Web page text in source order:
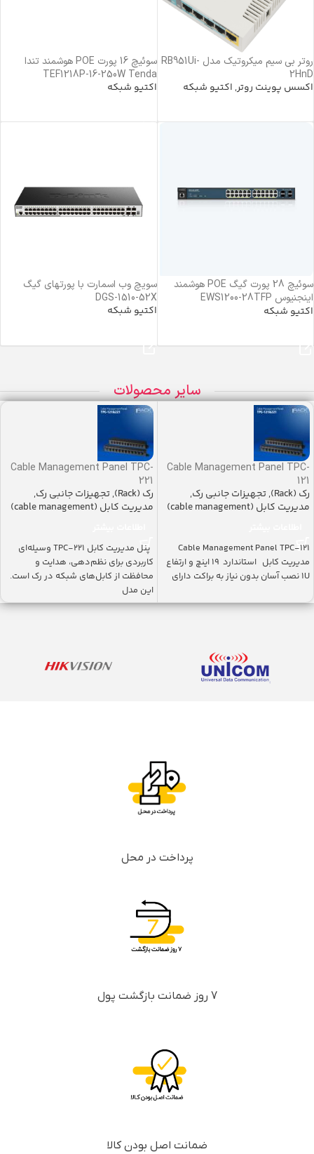
روتر بی سیم میکروتیک مدل RB951Ui-
2HnD
اکسس پوینت روتر,اکتیو شبکه
سوئیچ 16 پورت POE هوشمند تندا
TEF1218P-16-250W Tenda
اکتیو شبکه
سوئیچ 28 پورت گیگ POE هوشمند
اینجنیوس EWS1200-28TFP
EnGenius
اکتیو شبکه
سویچ وب اسمارت با پورتهای گیگ
DGS-1510-52X
اکتیو شبکه
سایر محصولات
Cable Management Panel TPC-
121
رک (Rack) ,تجهیزات جانبی رک,
مدیریت کابل (cable management)
Cable Management Panel TPC-121
مدیریت کابل استاندارد ۱۹ اینچ و ارتفاع
1U نصب آسان بدون نیاز به براکت دارای
Cable Management Panel TPC-
221
رک (Rack) ,تجهیزات جانبی رک,
مدیریت کابل (cable management)
پنل مدیریت کابل TPC-221 وسیله‌ای
کاربردی برای نظم‌دهی، هدایت و
محافظت از کابل‌های شبکه در رک است.
این مدل
پرداخت در محل
7 روز ضمانت بازگشت پول
ضمانت اصل بودن کالا